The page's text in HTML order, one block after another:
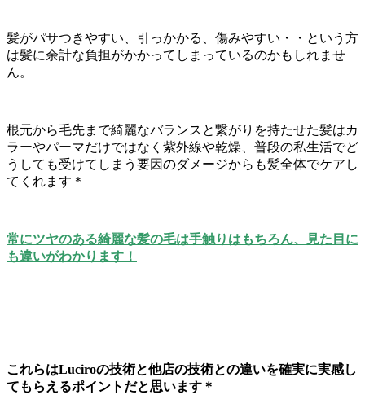
髪がパサつきやすい、引っかかる、傷みやすい・・という方
は髪に余計な負担がかかってしまっているのかもしれませ
ん。
根元から毛先まで綺麗なバランスと繋がりを持たせた髪はカ
ラーやパーマだけではなく紫外線や乾燥、普段の私生活でど
うしても受けてしまう要因のダメージからも髪全体でケアし
てくれます＊
常にツヤのある綺麗な髪の毛は手触りはもちろん、見た目に
も違いがわかります！
これらはLuciroの技術と他店の技術との違いを確実に実感し
てもらえるポイントだと思います＊